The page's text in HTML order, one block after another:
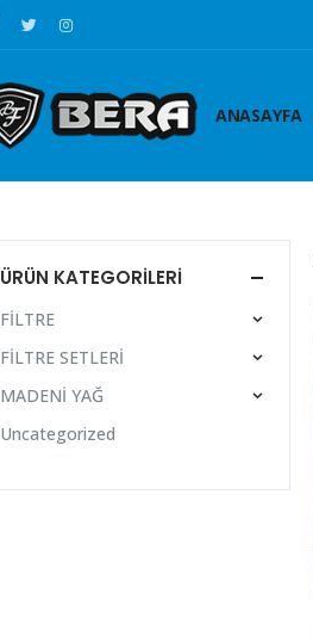
ANASAYFA
ÜRÜN KATEGORILERI
FİLTRE
FİLTRE SETLERİ
MADENİ YAĞ
Uncategorized